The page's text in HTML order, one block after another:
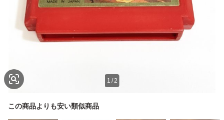
1 /2
この商品よりも安い類似商品